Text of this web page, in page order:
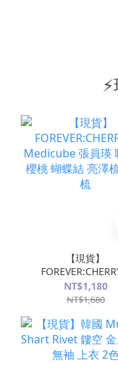
【現貨】
Medicube 張員瑛
款 櫻桃 蝴蝶結 亮澤
NT$1,180
NT$1,680